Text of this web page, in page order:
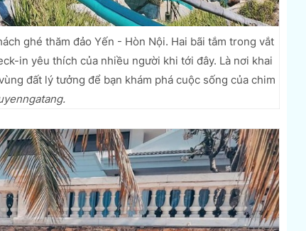
ghé thăm đảo Yến - Hòn Nội. Hai bãi tắm trong vắt
in yêu thích của nhiều người khi tới đây. Là nơi khai
đất lý tưởng để bạn khám phá cuộc sống của chim